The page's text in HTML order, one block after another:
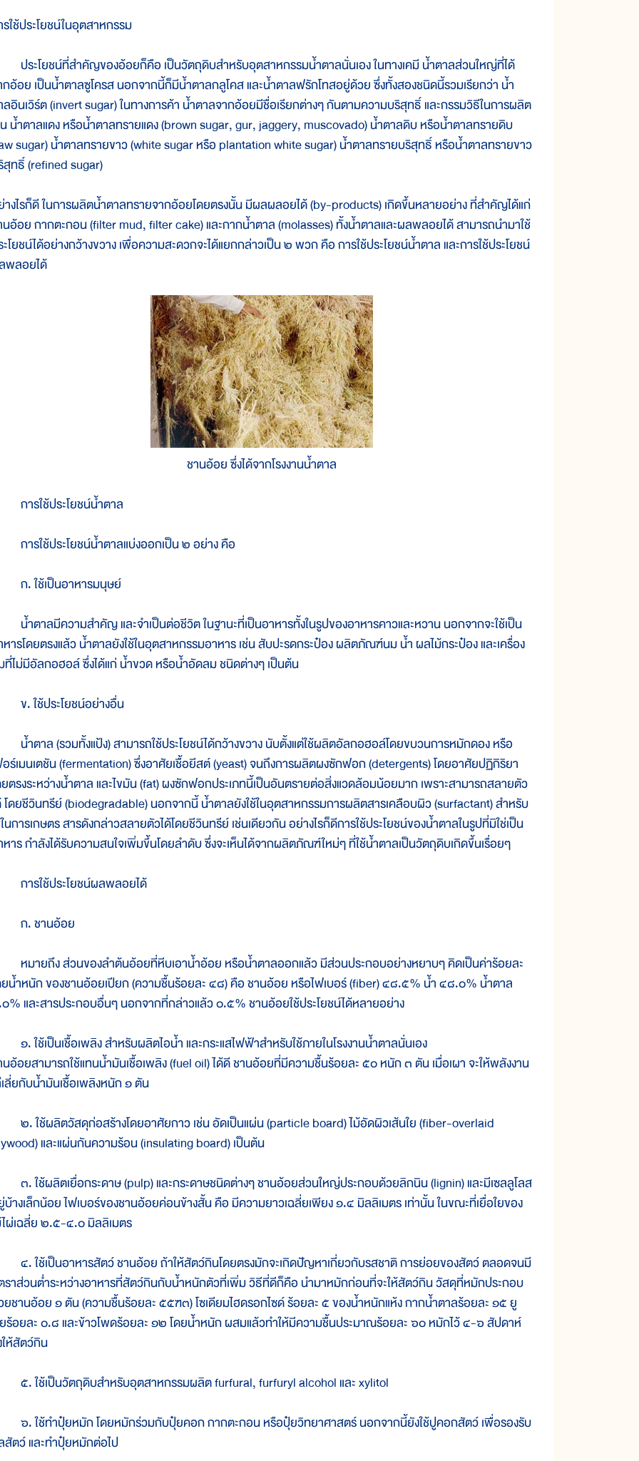
ใช้ประโยชน์ในอุตสาหกรรม
ประโยชน์ที่สำคัญของอ้อยก็คือ เป็นวัตถุดิบสำหรับอุตสาหกรรมน้ำตาลนั่นเอง ในทางเคมี น้ำตาลส่วนใหญ่ที่ได้
กอ้อย เป็นน้ำตาลซูโครส นอกจากนี้ก็มีน้ำตาลกลูโคส และน้ำตาลฟรักโทสอยู่ด้วย ซึ่งทั้งสองชนิดนี้รวมเรียกว่า น้ำ
ลอินเวิร์ต (invert sugar) ในทางการค้า น้ำตาลจากอ้อยมีชื่อเรียกต่างๆ กันตามความบริสุทธิ์ และกรรมวิธีในการผลิต
น น้ำตาลแดง หรือน้ำตาลทรายแดง (brown sugar, gur, jaggery, muscovado) น้ำตาลดิบ หรือน้ำตาลทรายดิบ
sugar) น้ำตาลทรายขาว (white sugar หรือ plantation white sugar) น้ำตาลทรายบริสุทธิ์ หรือน้ำตาลทรายขาว
สุทธิ์ (refined sugar)
งไรก็ดี ในการผลิตน้ำตาลทรายจากอ้อยโดยตรงนั้น มีผลผลอยได้ (by-products) เกิดขึ้นหลายอย่าง ที่สำคัญได้แก่
อ้อย กากตะกอน (filter mud, filter cake) และกากน้ำตาล (molasses) ทั้งน้ำตาลและผลพลอยได้ สามารถนำมาใช้
โยชน์ได้อย่างกว้างขวาง เพื่อความสะดวกจะได้แยกกล่าวเป็น ๒ พวก คือ การใช้ประโยชน์น้ำตาล และการใช้ประโยชน์
พลอยได้
ชานอ้อย ซึ่งได้จากโรงงานน้ำตาล
การใช้ประโยชน์น้ำตาล
การใช้ประโยชน์น้ำตาลแบ่งออกเป็น ๒ อย่าง คือ
ก. ใช้เป็นอาหารมนุษย์
น้ำตาลมีความสำคัญ และจำเป็นต่อชีวิต ในฐานะที่เป็นอาหารทั้งในรูปของอาหารคาวและหวาน นอกจากจะใช้เป็น
ารโดยตรงแล้ว น้ำตาลยังใช้ในอุตสาหกรรมอาหาร เช่น สับปะรดกระป๋อง ผลิตภัณฑ์นม น้ำ ผลไม้กระป๋อง และเครื่อง
ไม่มีอัลกอฮอล์ ซึ่งได้แก่ น้ำขวด หรือน้ำอัดลม ชนิดต่างๆ เป็นต้น
ข. ใช้ประโยชน์อย่างอื่น
น้ำตาล (รวมทั้งแป้ง) สามารถใช้ประโยชน์ได้กว้างขวาง นับตั้งแต่ใช้ผลิตอัลกอฮอล์โดยขบวนการหมักดอง หรือ
อร์เมนเตชัน (fermentation) ซึ่งอาศัยเชื้อยีสต์ (yeast) จนถึงการผลิตผงซักฟอก (detergents) โดยอาศัยปฏิกิริยา
ตรงระหว่างน้ำตาล และไขมัน (fat) ผงซักฟอกประเภทนี้เป็นอันตรายต่อสิ่งแวดล้อมน้อยมาก เพราะสามารถสลายตัว
โดยชีวินทรีย์ (biodegradable) นอกจากนี้ น้ำตาลยังใช้ในอุตสาหกรรมการผลิตสารเคลือบผิว (surfactant) สำหรับ
นการเกษตร สารดังกล่าวสลายตัวได้โดยชีวินทรีย์ เช่นเดียวกัน อย่างไรก็ดีการใช้ประโยชน์ของน้ำตาลในรูปที่มิใช่เป็น
าร กำลังได้รับความสนใจเพิ่มขึ้นโดยลำดับ ซึ่งจะเห็นได้จากผลิตภัณฑ์ใหม่ๆ ที่ใช้น้ำตาลเป็นวัตถุดิบเกิดขึ้นเรื่อยๆ
การใช้ประโยชน์ผลพลอยได้
ก. ชานอ้อย
หมายถึง ส่วนของลำต้นอ้อยที่หีบเอาน้ำอ้อย หรือน้ำตาลออกแล้ว มีส่วนประกอบอย่างหยาบๆ คิดเป็นค่าร้อยละ
ยน้ำหนัก ของชานอ้อยเปียก (ความชื้นร้อยละ ๔๘) คือ ชานอ้อย หรือไฟเบอร์ (fiber) ๔๘.๕% น้ำ ๔๘.๐% น้ำตาล
% และสารประกอบอื่นๆ นอกจากที่กล่าวแล้ว ๐.๕% ชานอ้อยใช้ประโยชน์ได้หลายอย่าง
๑. ใช้เป็นเชื้อเพลิง สำหรับผลิตไอน้ำ และกระแสไฟฟ้าสำหรับใช้ภายในโรงงานน้ำตาลนั่นเอง
อ้อยสามารถใช้แทนน้ำมันเชื้อเพลิง (fuel oil) ได้ดี ชานอ้อยที่มีความชื้นร้อยละ ๕๐ หนัก ๓ ตัน เมื่อเผา จะให้พลังงาน
ลี่ยกับน้ำมันเชื้อเพลิงหนัก ๑ ตัน
๒. ใช้ผลิตวัสดุก่อสร้างโดยอาศัยกาว เช่น อัดเป็นแผ่น (particle board) ไม้อัดผิวเส้นใย (fiber-overlaid
และแผ่นกันความร้อน (insulating board) เป็นต้น
๓. ใช้ผลิตเยื่อกระดาษ (pulp) และกระดาษชนิดต่างๆ ชานอ้อยส่วนใหญ่ประกอบด้วยลิกนิน (lignin) และมีเซลลูโลส
างเล็กน้อย ไฟเบอร์ของชานอ้อยค่อนข้างสั้น คือ มีความยาวเฉลี่ยเพียง ๑.๔ มิลลิเมตร เท่านั้น ในขณะที่เยื่อใยของ
ไผ่เฉลี่ย ๒.๕-๔.๐ มิลลิเมตร
๔. ใช้เป็นอาหารสัตว์ ชานอ้อย ถ้าให้สัตว์กินโดยตรงมักจะเกิดปัญหาเกี่ยวกับรสชาติ การย่อยของสัตว์ ตลอดจนมี
ราส่วนต่ำระหว่างอาหารที่สัตว์กินกับน้ำหนักตัวที่เพิ่ม วิธีที่ดีก็คือ นำมาหมักก่อนที่จะให้สัตว์กิน วัสดุที่หมักประกอบ
ยชานอ้อย ๑ ตัน (ความชื้นร้อยละ ๕๕ฑ๓) โซเดียมไฮดรอกไซด์ ร้อยละ ๕ ของน้ำหนักแห้ง กากน้ำตาลร้อยละ ๑๕ ยู
ยร้อยละ ๐.๘ และข้าวโพดร้อยละ ๑๒ โดยน้ำหนัก ผสมแล้วทำให้มีความชื้นประมาณร้อยละ ๖๐ หมักไว้ ๔-๖ สัปดาห์
ให้สัตว์กิน
๕. ใช้เป็นวัตถุดิบสำหรับอุตสาหกรรมผลิต furfural, furfuryl alcohol และ xylitol
๖. ใช้ทำปุ๋ยหมัก โดยหมักร่วมกับปุ๋ยคอก กากตะกอน หรือปุ๋ยวิทยาศาสตร์ นอกจากนี้ยังใช้ปูคอกสัตว์ เพื่อรองรับ
สัตว์ และทำปุ๋ยหมักต่อไป